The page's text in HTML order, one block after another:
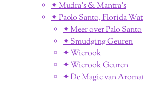
✦ Mudra's & Mantra's
✦ Paolo Santo, Florida
✦ Meer over Palo Santo
✦ Smudging Geuren
✦ Wierook
✦ Wierook Geuren
✦ De Magie van